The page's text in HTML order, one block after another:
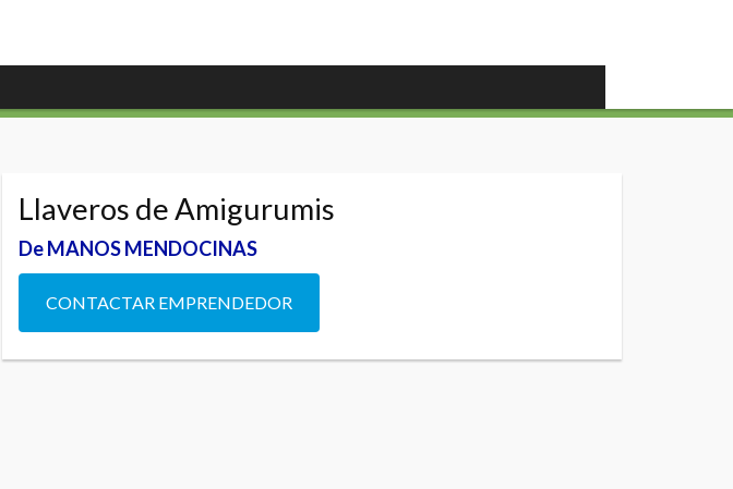
Llaveros de Amigurumis
De MANOS MENDOCINAS
CONTACTAR EMPRENDEDOR